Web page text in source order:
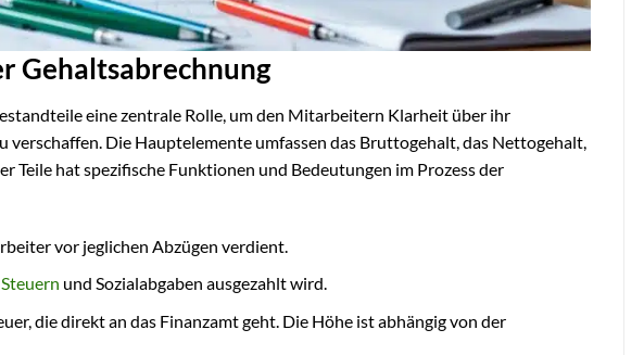
Gehaltsabrechnung
eine zentrale Rolle, um den Mitarbeitern Klarheit über ihr
verschaffen. Die Hauptelemente umfassen das Bruttogehalt, das Nettogehalt,
Teile hat spezifische Funktionen und Bedeutungen im Prozess der
vor jeglichen Abzügen verdient.
Steuern und Sozialabgaben ausgezahlt wird.
die direkt an das Finanzamt geht. Die Höhe ist abhängig von der